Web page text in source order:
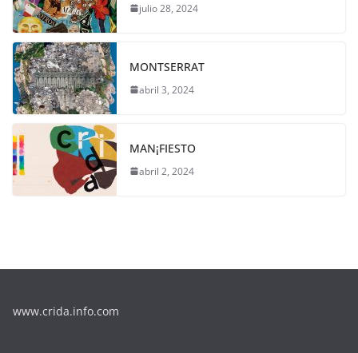
julio 28, 2024
MONTSERRAT
abril 3, 2024
MAN¡FIESTO
abril 2, 2024
www.crida.info.com